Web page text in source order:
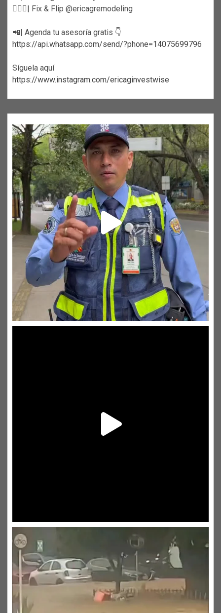
👷🏼‍♀️| Fix & Flip @ericagremodeling
📲| Agenda tu asesoría gratis 👇
https://api.whatsapp.com/send/?phone=14075699796
Síguela aquí
https://www.instagram.com/ericaginvestwise